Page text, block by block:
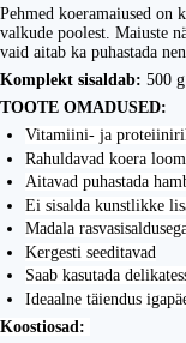
Pehmed koeramaiused
valkude poolest. Maiuste
vaid aitab ka puhastada
Komplekt sisaldab: 500
TOOTE OMADUSED:
Vitamiini- ja
Rahuldavad koera
Aitavad puhastada
Ei sisalda kunstlikke
Madala
Kergesti seeditavad
Saab kasutada
Ideaalne täiendus
Koostiosad: